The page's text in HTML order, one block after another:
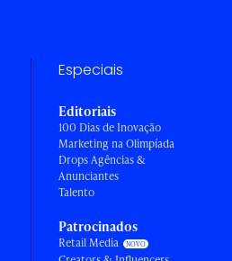
Especiais
Editoriais
100 Dias de Inovação
Marketing na Olimpíada
Drops Agências &
Anunciantes
Talento
Patrocinados
Retail Media